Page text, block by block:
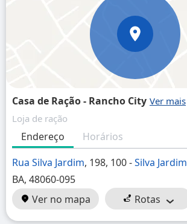
Casa de Ração - Rancho City
Loja de ração
Endereço
Horários
Rua Silva Jardim, 198, 100 -Silva Jardim
BA, 48060-095
Ver no mapa
Rotas